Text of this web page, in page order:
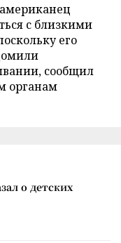
с близкими
его
сообщил
органам
о детских